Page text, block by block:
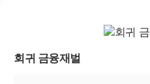
회귀 금융재벌